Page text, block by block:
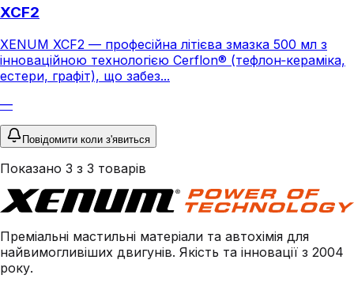
XCF2
XENUM XCF2 — професійна літієва змазка 500 мл з
інноваційною технологією Cerflon® (тефлон‑кераміка,
естери, графіт), що забез...
—
Повідомити коли з'явиться
Показано 3 з 3 товарів
Преміальні мастильні матеріали та автохімія для
найвимогливіших двигунів. Якість та інновації з 2004
року.